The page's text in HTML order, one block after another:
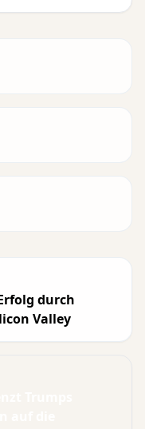
durch
Valley